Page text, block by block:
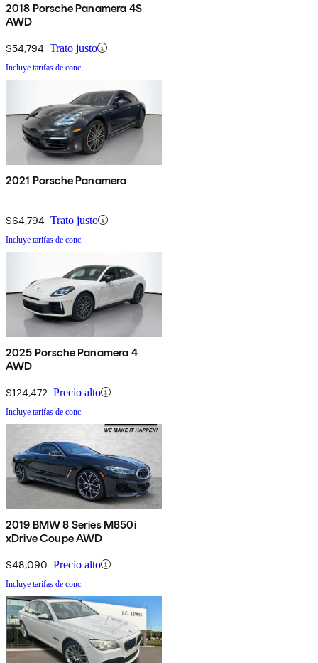
2018 Porsche Panamera 4S
AWD
$54,794 Trato justo
Incluye tarifas de conc.
2021 Porsche Panamera
$64,794 Trato justo
Incluye tarifas de conc.
2025 Porsche Panamera 4
AWD
$124,472 Precio alto
Incluye tarifas de conc.
2019 BMW 8 Series M850i
xDrive Coupe AWD
$48,090 Precio alto
Incluye tarifas de conc.